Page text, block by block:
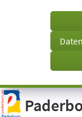
Visuelle
Assistenzsoftware
öffnen.